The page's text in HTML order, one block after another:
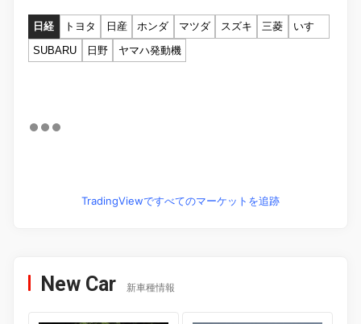
日経 トヨタ 日産 ホンダ マツダ スズキ 三菱
いすゞ
SUBARU
日野 ヤマハ発動機
TradingViewですべてのマーケットを追跡
New Car 新車種情報